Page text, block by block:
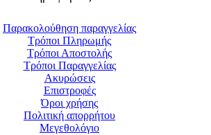
Παρακολούθηση παραγγελίας
Τρόποι Πληρωμής
Τρόποι Αποστολής
Τρόποι Παραγγελίας
Ακυρώσεις
Επιστροφές
Όροι χρήσης
Πολιτική απορρήτου
Μεγεθολόγιο